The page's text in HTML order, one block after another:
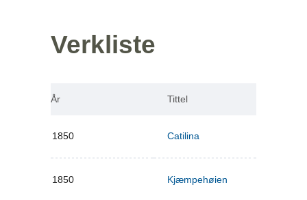
Verkliste
År Tittel
1850 Catilina
1850 Kjæmpehøien